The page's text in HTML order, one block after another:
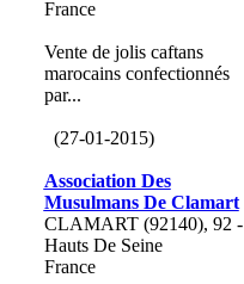
France
Vente de jolis caftans
marocains confectionnés
par...
(27-01-2015)
Association Des
Musulmans De Clamart
CLAMART (92140), 92 -
Hauts De Seine
France